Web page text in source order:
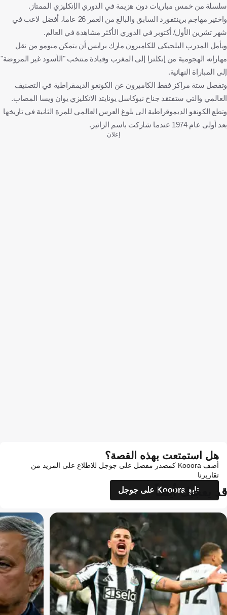
سلسلة من خمس مباريات دون هزيمة في الدوري الإنكليزي الممتاز.
واختير مهاجم برينتفورد السابق والبالغ من العمر 26 عاما، أفضل لاعب في
شهر تشرين الأول/ أكتوبر في الدوري الأكثر مشاهدة في العالم.
ويأمل المدرب البلجيكي للكاميرون مارك برايس أن يتمكن مبومو من نقل
مهاراته الهجومية من إنكلترا إلى المغرب وقيادة منتخب "الأسود غير المروضة"
إلى المباراة النهائية.
وتفصل ستة مراكز فقط الكاميرون عن الكونغو الديمقراطية في التصنيف
العالمي والتي ستفتقد جناح نيوكاسل يونايتد الانكليزي يوان ويسا المصاب.
وتطع الكونغو الديموقراطية الى بلوغ العرس العالمي للمرة الثانية في تاريخها
بعد أولى عام 1974 عندما شاركت باسم الزائير.
إعلان
هل استمتعت بهذه القصة؟
أضف Kooora كمصدر مفضل على جوجل للاطلاع على المزيد من
تقاريرنا
تابع Kooora على جوجل
قد يعجبك أيضاً